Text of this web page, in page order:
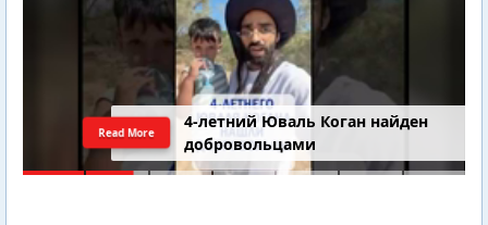
4-летний Юваль Коган найден
добровольцами
Read More